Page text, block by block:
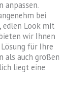
anpassen.
bei
edlen Look mit
wir Ihnen
Lösung für Ihre
als auch großen
liegt eine